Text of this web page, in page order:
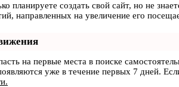
планируете создать свой сайт, но не
направленных на увеличение его
на первые места в поиске
уже в течение первых 7 дней.